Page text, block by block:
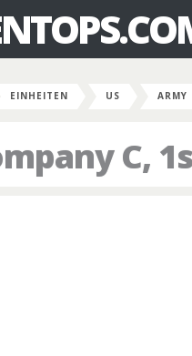
EINHEITEN US ARMY
C,